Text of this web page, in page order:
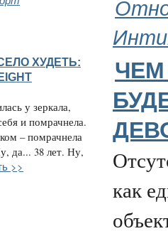
ХУДЕТЬ:
у зеркала,
и помрачнела.
– помрачнела
да... 38 лет. Ну,
>>
как